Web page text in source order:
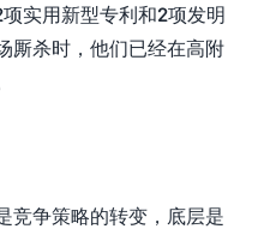
实用新型专利和2项发明
厮杀时，他们已经在高附
竞争策略的转变，底层是